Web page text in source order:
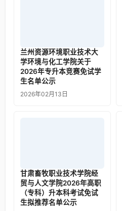
兰州资源环境职业技术大
学环境与化工学院关于
2026年专升本竞赛免试学
生名单公示
2026年02月13日
甘肃畜牧职业技术学院经
贸与人文学院2026年高职
（专科）升本科考试免试
生拟推荐名单公示